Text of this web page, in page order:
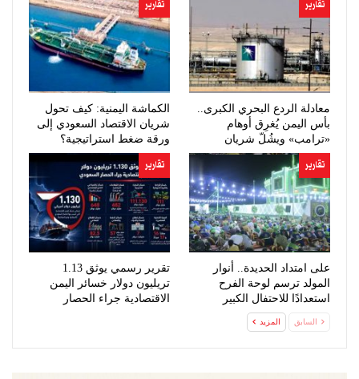
تقارير
معادلة الردع البحري الكبرى..
بأس اليمن يُغرِق أوهام
«ترامب» ويشُلّ شريان
النفط…
تقارير
الكماشة اليمنية: كيف تحول
شريان الاقتصاد السعودي إلى
ورقة ضغط استراتيجية؟
تقارير
على امتداد الحديدة.. أنوار
المولد ترسم لوحة الفرح
استعدادًا للاحتفال الكبير
تقارير
تقرير رسمي يوثق 1.13
تريليون دولار خسائر اليمن
الاقتصادية جراء الحصار
السابق المزيد